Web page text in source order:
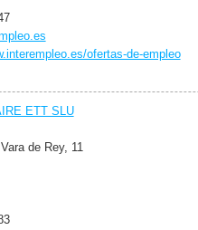
ofertas-de-empleo
ETT SLU
de Rey, 11